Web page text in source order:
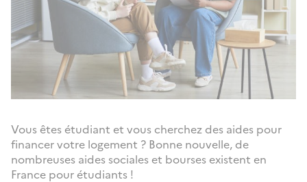
Vous êtes étudiant et vous cherchez des aides pour
financer votre logement ? Bonne nouvelle, de
nombreuses aides sociales et bourses existent en
France pour étudiants !